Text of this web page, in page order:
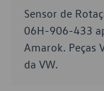
Sensor de
06H-906-433
Amarok. Peças
da VW.